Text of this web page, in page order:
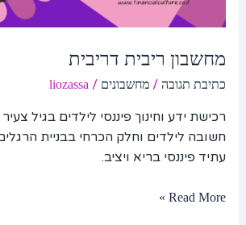
מחשבון ריבית דריבית
כתיבת תגובה / מחשבונים /
liozassa
רכישת ידע וחינוך פיננסי לילדים בגיל צעיר
חשובה לילדים וחלק הכרחי בבניית הרגלים
עתיד פיננסי בריא ויציב.
Read More »